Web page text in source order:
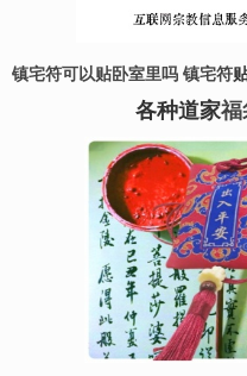
镇宅符可以贴卧室里吗 镇宅符
各种道家福